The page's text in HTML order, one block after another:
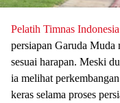
Pelatih Timnas
persiapan Garuda Muda
sesuai harapan. Meski
ia melihat
keras selama proses